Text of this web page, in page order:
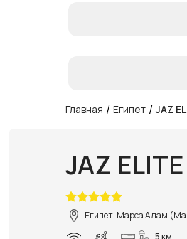
Главная / Египет / JAZ
JAZ
Египет, Марса Алам
5 км